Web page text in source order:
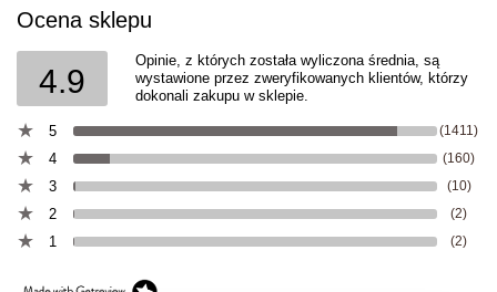
Ocena sklepu
4.9
Opinie, z których została wyliczona średnia, są
wystawione przez zweryfikowanych klientów, którzy
dokonali zakupu w sklepie.
5 (1411)
4 (160)
3 (10)
2 (2)
1 (2)